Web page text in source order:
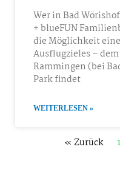
Wer in Bad
+ blueFUN
die Möglichkeit
Ausflugzieles –
Rammingen (bei
Park findet
WEITERLESEN »
« Zurück 1